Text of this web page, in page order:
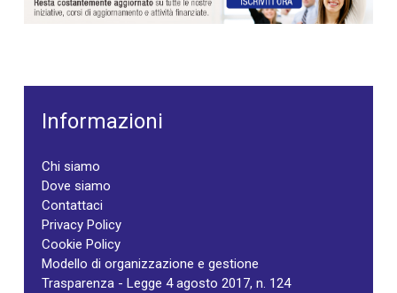
Informazioni
Chi siamo
Dove siamo
Contattaci
Privacy Policy
Cookie Policy
Modello di organizzazione e gestione
Trasparenza - Legge 4 agosto 2017, n. 124